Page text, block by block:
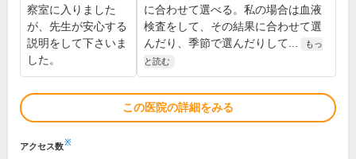
察室に入りました
が、先生が安心する
説明をして下さいま
した。
に合わせて選べる。私の場合は血液
検査をして、その結果に合わせて選
んだり、季節で選んだりして...
もっ
と読む
この医院の詳細をみる
アクセス数※